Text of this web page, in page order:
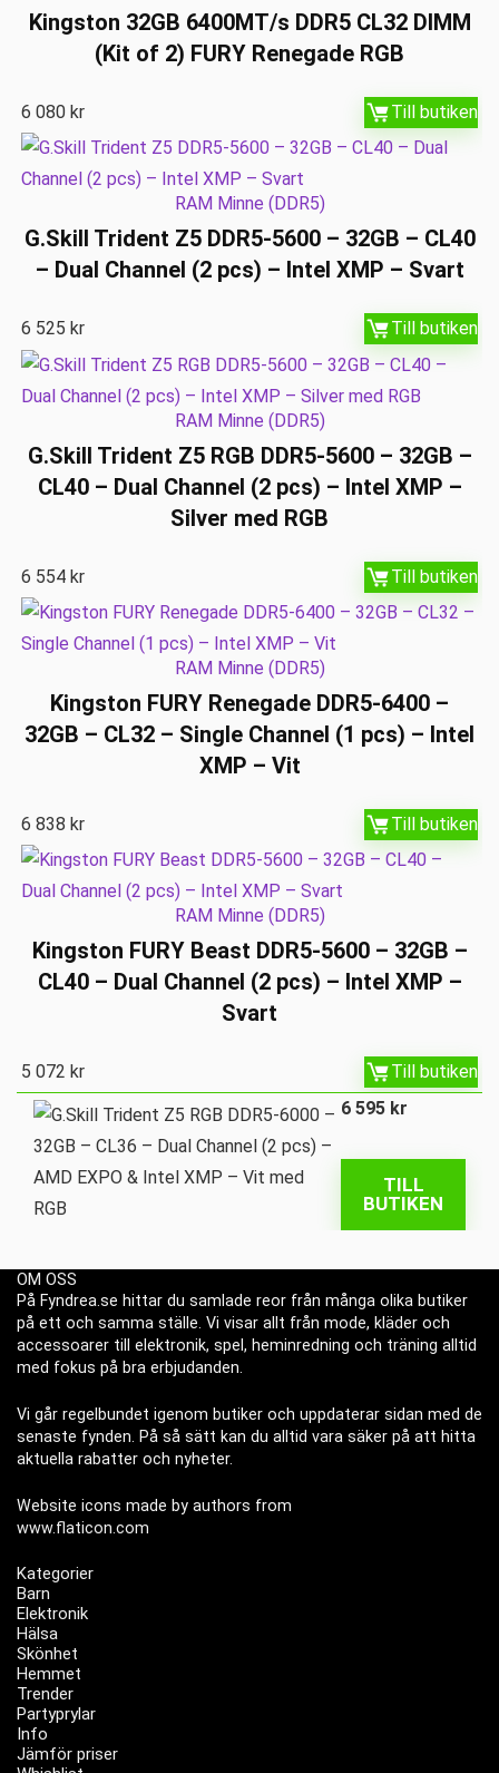
Kingston 32GB 6400MT/s DDR5 CL32 DIMM
(Kit of 2) FURY Renegade RGB
6 080 kr Till butiken
RAM Minne (DDR5)
G.Skill Trident Z5 DDR5-5600 – 32GB – CL40
– Dual Channel (2 pcs) – Intel XMP – Svart
6 525 kr Till butiken
RAM Minne (DDR5)
G.Skill Trident Z5 RGB DDR5-5600 – 32GB –
CL40 – Dual Channel (2 pcs) – Intel XMP –
Silver med RGB
6 554kr Till butiken
RAM Minne (DDR5)
Kingston FURY Renegade DDR5-6400 –
32GB – CL32 – Single Channel (1 pcs) – Intel
XMP – Vit
6 838kr Till butiken
RAM Minne (DDR5)
Kingston FURY Beast DDR5-5600 – 32GB –
CL40 – Dual Channel (2 pcs) – Intel XMP –
Svart
5 072kr
Till butiken
6 595 kr
TILL
BUTIKEN
OM OSS
På Fyndrea.se hittar du samlade reor från många olika butiker
på ett och samma ställe. Vi visar allt från mode, kläder och
accessoarer till elektronik, spel, heminredning och träning alltid
med fokus på bra erbjudanden.
Vi går regelbundet igenom butiker och uppdaterar sidan med de
senaste fynden. På så sätt kan du alltid vara säker på att hitta
aktuella rabatter och nyheter.
Website icons made by authors from
www.flaticon.com
Kategorier
Barn
Elektronik
Hälsa
Skönhet
Hemmet
Trender
Partyprylar
Info
Jämför priser